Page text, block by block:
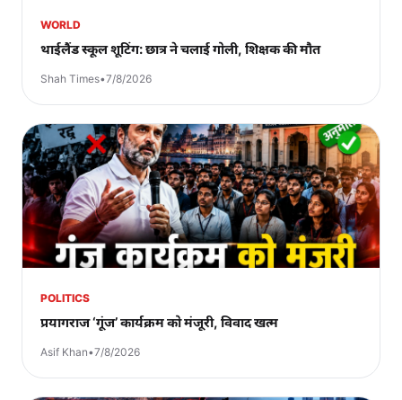
WORLD
थाईलैंड स्कूल शूटिंग: छात्र ने चलाई गोली, शिक्षक की मौत
Shah Times•7/8/2026
POLITICS
प्रयागराज ‘गूंज’ कार्यक्रम को मंजूरी, विवाद खत्म
Asif Khan•7/8/2026